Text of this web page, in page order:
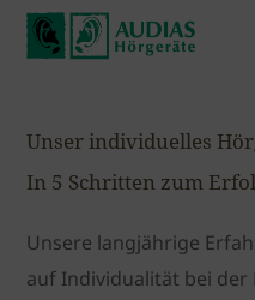
Unser individuelles
In 5 Schritten zum
Unsere langjährige
auf Individualität bei der